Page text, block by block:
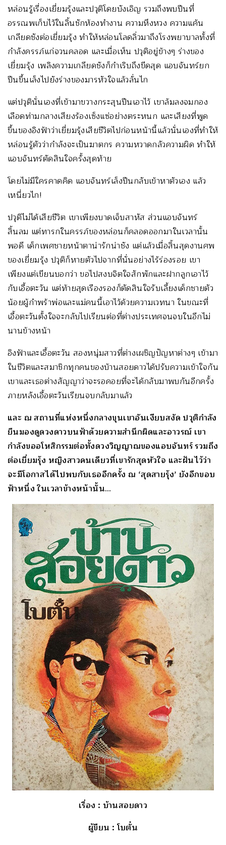
หล่อนรู้เรื่องเยี่ยมรุ้งและปวุติโดยบังเอิญ รวมถึงพบปืนที่
อรรณพเก็บไว้ในลิ้นชักห้องทำงาน ความหึงหวง ความแค้น
เกลียดชังต่อเยี่ยมรุ้ง ทำให้หล่อนโลดลิ่วมาถึงโรงพยาบาลทั้งที่
กำลังครรภ์แก่จวนคลอด และเมื่อเห็น ปวุติอยู่ข้างๆ ร่างของ
เยี่ยมรุ้ง เพลิงความเกลียดชังก็กำเริบถึงขีดสุด แอบจันทร์ยก
ปืนขึ้นเล็งไปยังร่างของมารหัวใจแล้วลั่นไก
แต่ปวุตินั่นเองที่เข้ามาขวางกระสุนปืนเอาไว้ เขาล้มลงจมกอง
เลือดท่ามกลางเสียงร้องเซ็งแซ่อย่างตระหนก และเสียงที่พูด
ขึ้นของอิงฟ้าว่าเยี่ยมรุ้งเสียชีวิตไปก่อนหน้านี้แล้วนั่นเองที่ทำให้
หล่อนรู้ตัวว่ากำลังจะเป็นฆาตกร ความหวาดกลัวความผิด ทำให้
แอบจันทร์ตัดสินใจครั้งสุดท้าย
โดยไม่มีใครคาดคิด แอบจันทร์เล็งปืนกลับเข้าหาตัวเอง แล้ว
เหนี่ยวไก!
ปวุติไม่ได้เสียชีวิต เขาเพียงบาดเจ็บสาหัส ส่วนแอบจันทร์
สิ้นลม แต่ทารกในครรภ์ของหล่อนก็คลอดออกมาในเวลานั้น
พอดี เด็กเพศชายหน้าตาน่ารักน่าชัง แต่แล้วเมื่อสิ้นสุดงานศพ
ของเยี่ยมรุ้ง ปวุติก็หายตัวไปจากที่นั่นอย่างไร้ร่องรอย เขา
เพียงแต่เขียนบอกว่า ขอไปสงบจิตใจสักพักและฝากลูกเอาไว้
กับเอื้อตะวัน แต่ท้ายสุดเรืองรองก็ตัดสินใจรับเลี้ยงเด็กชายตัว
น้อยผู้กำพร้าพ่อและแม่คนนี้เอาไว้ด้วยความเวทนา ในขณะที่
เอื้อตะวันตั้งใจจะกลับไปเรียนต่อที่ต่างประเทศจนจบในอีกไม่
นานข้างหน้า
อิงฟ้าและเอื้อตะวัน สองหนุ่มสาวที่ต่างเผชิญปัญหาต่างๆ เข้ามา
ในชีวิตและสมาชิกทุกคนของบ้านสอยดาวได้ปรับความเข้าใจกัน
เขาและเธอต่างสัญญาว่าจะรอคอยที่จะได้กลับมาพบกันอีกครั้ง
ภายหลังเอื้อตะวันเรียนจบกลับมาแล้ว
และ ณ สถานที่แห่งหนึ่งกลางขุนเขาอันเงียบสงัด ปวุติกำลัง
ยืนมองดูดวงดาวบนฟ้าด้วยความสำนึกผิดและอาวรณ์ เขา
กำลังขออโหสิกรรมต่อทั้งดวงวิญญาณของแอบจันทร์ รวมถึง
ต่อเยี่ยมรุ้ง หญิงสาวคนเดียวที่เขารักสุดหัวใจ และฝันไว้ว่า
จะมีโอกาสได้ไปพบกับเธออีกครั้ง ณ ‘สุดสายรุ้ง’ ยังอีกขอบ
ฟ้าหนึ่ง ในเวลาข้างหน้านั้น…
เรื่อง : บ้านสอยดาว
ผู้ขียน : โบตั๋น